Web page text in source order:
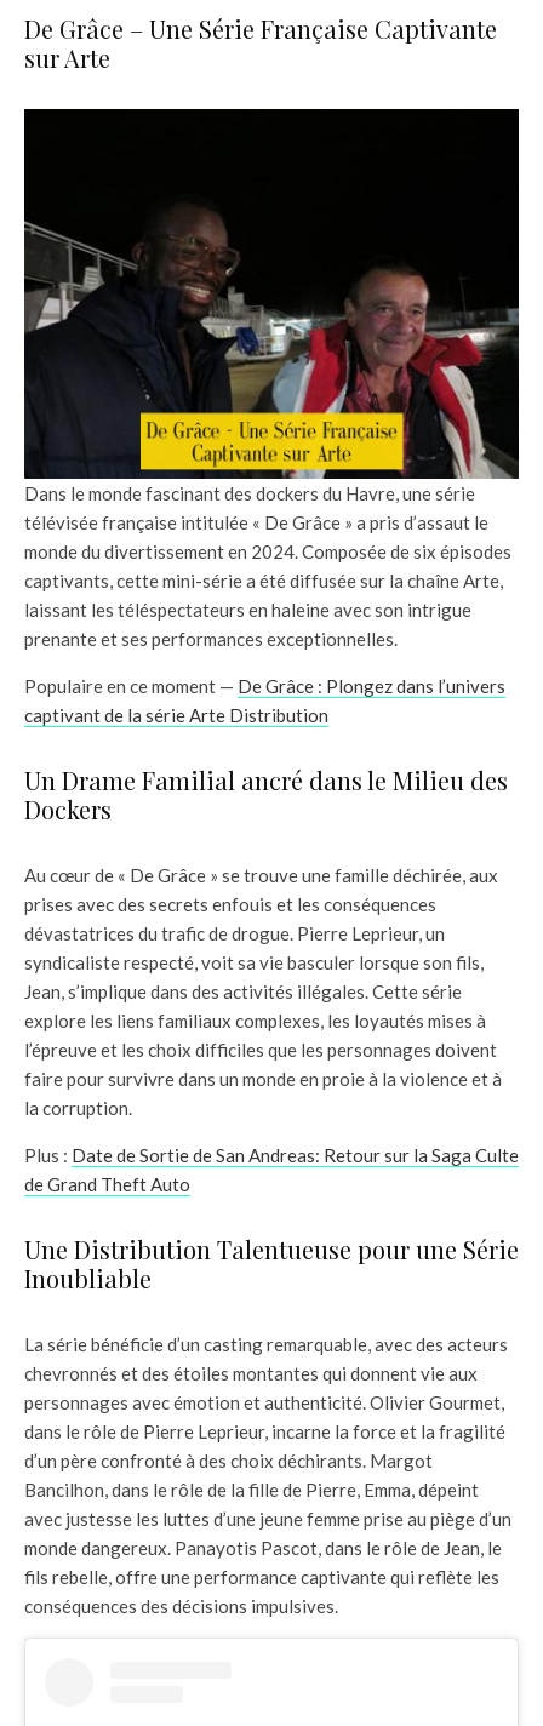
De Grâce – Une Série Française Captivante
sur Arte
Dans le monde fascinant des dockers du Havre, une série
télévisée française intitulée « De Grâce » a pris d’assaut le
monde du divertissement en 2024. Composée de six épisodes
captivants, cette mini-série a été diffusée sur la chaîne Arte,
laissant les téléspectateurs en haleine avec son intrigue
prenante et ses performances exceptionnelles.
Populaire en ce moment — De Grâce : Plongez dans l’univers
captivant de la série Arte Distribution
Un Drame Familial ancré dans le Milieu des
Dockers
Au cœur de « De Grâce » se trouve une famille déchirée, aux
prises avec des secrets enfouis et les conséquences
dévastatrices du trafic de drogue. Pierre Leprieur, un
syndicaliste respecté, voit sa vie basculer lorsque son fils,
Jean, s’implique dans des activités illégales. Cette série
explore les liens familiaux complexes, les loyautés mises à
l’épreuve et les choix difficiles que les personnages doivent
faire pour survivre dans un monde en proie à la violence et à
la corruption.
Plus : Date de Sortie de San Andreas: Retour sur la Saga Culte
de Grand Theft Auto
Une Distribution Talentueuse pour une Série
Inoubliable
La série bénéficie d’un casting remarquable, avec des acteurs
chevronnés et des étoiles montantes qui donnent vie aux
personnages avec émotion et authenticité. Olivier Gourmet,
dans le rôle de Pierre Leprieur, incarne la force et la fragilité
d’un père confronté à des choix déchirants. Margot
Bancilhon, dans le rôle de la fille de Pierre, Emma, dépeint
avec justesse les luttes d’une jeune femme prise au piège d’un
monde dangereux. Panayotis Pascot, dans le rôle de Jean, le
fils rebelle, offre une performance captivante qui reflète les
conséquences des décisions impulsives.